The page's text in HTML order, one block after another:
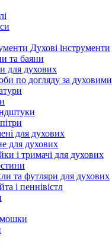
Духові інструменти
та баяни
для духових
по догляду за духовими
для духових
для духових
і тримачі для духових
та футляри для духових
і пеннівістл